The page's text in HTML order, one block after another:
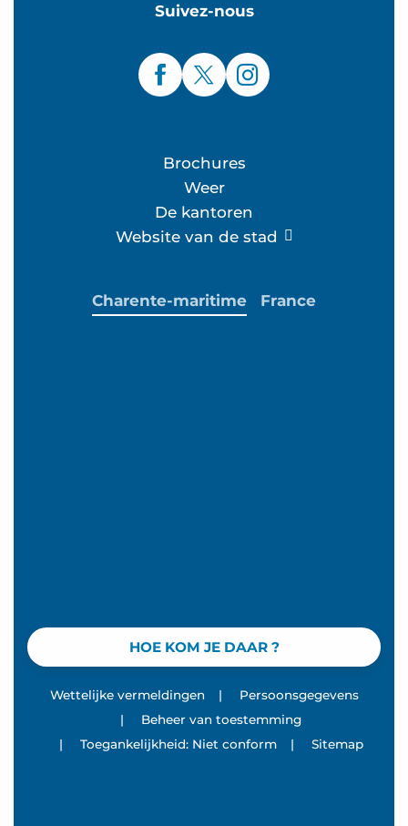
Suivez-nous
Brochures
Weer
De kantoren
Website van de stad
HOE KOM JE DAAR ?
Charente-maritime France
Wettelijke vermeldingen |
Persoonsgegevens
|
Beheer van toestemming
|
Toegankelijkheid: Niet conform | Sitemap